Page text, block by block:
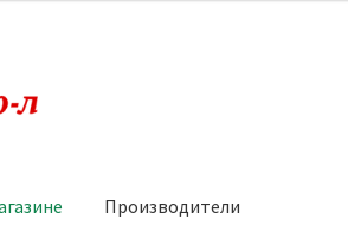
Производители